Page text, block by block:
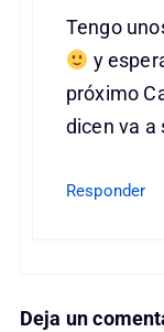
Tengo
y
próximo
dicen va a
Responder
Deja un